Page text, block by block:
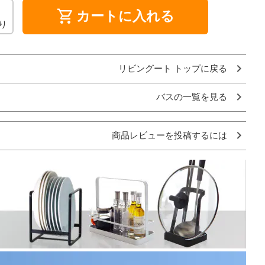
shopping_cart カートに入れる
リビングート トップに戻る
バスの一覧を見る
商品レビューを投稿するには